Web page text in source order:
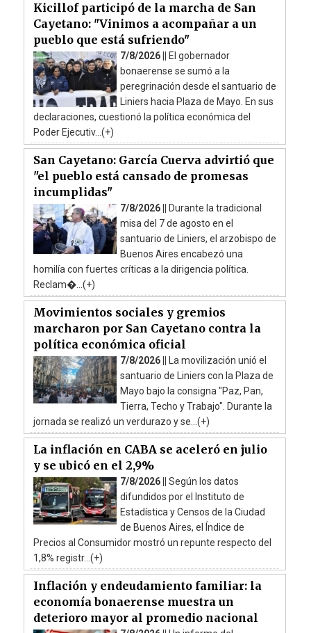
Kicillof participó de la marcha de San
Cayetano: "Vinimos a acompañar a un
pueblo que está sufriendo"
7/8/2026 ||
El gobernador
bonaerense se sumó a la
peregrinación desde el santuario de
Liniers hacia Plaza de Mayo. En sus
declaraciones, cuestionó la política económica del
Poder Ejecutiv...(+)
San Cayetano: García Cuerva advirtió que
"el pueblo está cansado de promesas
incumplidas"
7/8/2026 ||
Durante la tradicional
misa del 7 de agosto en el
santuario de Liniers, el arzobispo de
Buenos Aires encabezó una
homilía con fuertes críticas a la dirigencia política.
Reclam�...(+)
Movimientos sociales y gremios
marcharon por San Cayetano contra la
política económica oficial
7/8/2026 ||
La movilización unió el
santuario de Liniers con la Plaza de
Mayo bajo la consigna "Paz, Pan,
Tierra, Techo y Trabajo". Durante la
jornada se realizó un verdurazo y se...(+)
La inflación en CABA se aceleró en julio
y se ubicó en el 2,9%
7/8/2026 || Según los datos
difundidos por el Instituto de
Estadística y Censos de la Ciudad
de Buenos Aires, el Índice de
Precios al Consumidor mostró un repunte respecto del
1,8% registr...(+)
Inflación y endeudamiento familiar: la
economía bonaerense muestra un
deterioro mayor al promedio nacional